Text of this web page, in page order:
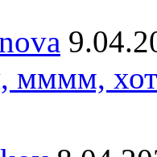
мммм,